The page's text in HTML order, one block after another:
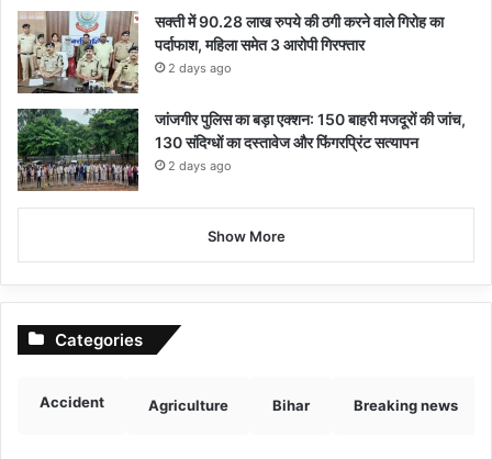
सक्ती में 90.28 लाख रुपये की ठगी करने वाले गिरोह का
पर्दाफाश, महिला समेत 3 आरोपी गिरफ्तार
2 days ago
जांजगीर पुलिस का बड़ा एक्शन: 150 बाहरी मजदूरों की जांच,
130 संदिग्धों का दस्तावेज और फिंगरप्रिंट सत्यापन
2 days ago
Show More
Categories
Accident Agriculture Bihar Breaking news